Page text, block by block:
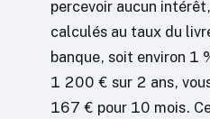
percevoir aucun
calculés au taux du
banque, soit environ 1
1 200 € sur 2 ans,
167 € pour 10 mois.